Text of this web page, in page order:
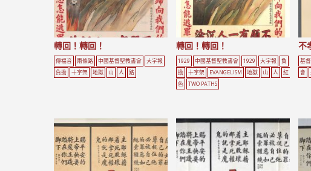
轉回！轉回！
傳福音 兩條路 中國基督聖教書會
大字報
負擔
十字架 地獄 山 人 路
轉回！轉回！
1929 中國基督聖教書會 1929 大字報
負
擔
十字架 EVANGELISM 地獄 山 人
紅
色
TWO PATHS
不
基
會